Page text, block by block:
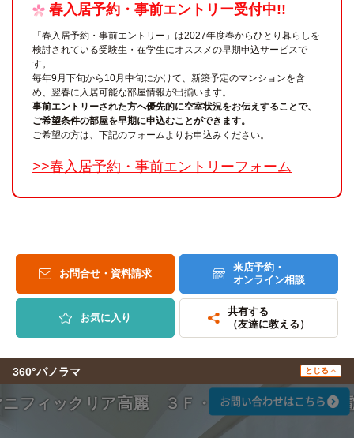
春入居予約・事前エントリー受付中!!
「春入居予約・事前エントリー」は2027年度春からひとり暮らしを
検討されている受験生・在学生にオススメの早期申込サービスで
す。
毎年9月下旬から10月中旬にかけて、新築予定のマンションを含
め、翌春に入居可能な部屋情報が出揃います。
事前エントリーされた方へ優先的に空室状況をお伝えすることで、
ご希望条件の部屋を早期に申込むことができます。
ご希望の方は、下記のフォームよりお申込みください。
>>春入居予約・事前エントリーフォーム
お問合せ・資料請求
来店予約・
オンライン相談
お気に入り
共有する
（友達に教える）
360°パノラマ とじる